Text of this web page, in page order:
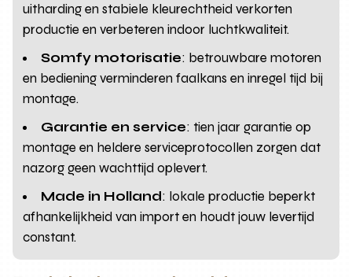
uitharding en stabiele kleurechtheid verkorten
productie en verbeteren indoor luchtkwaliteit.
Somfy motorisatie: betrouwbare motoren
en bediening verminderen faalkans en inregel tijd bij
montage.
Garantie en service: tien jaar garantie op
montage en heldere serviceprotocollen zorgen dat
nazorg geen wachttijd oplevert.
Made in Holland: lokale productie beperkt
afhankelijkheid van import en houdt jouw levertijd
constant.